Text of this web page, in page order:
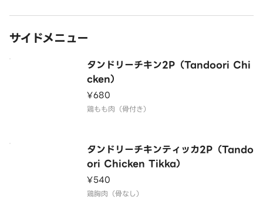
サイドメニュー
タンドリーチキン2P（Tandoori Chi
cken）
¥680
鶏もも肉（骨付き）
タンドリーチキンティッカ2P（Tando
ori Chicken Tikka）
¥540
鶏胸肉（骨なし）